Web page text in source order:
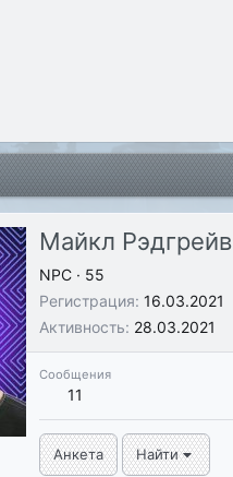
Майкл Рэдгрейв
NPC · 55
Регистрация 16.03.2021
Активность 28.03.2021
Сообщения
11
Анкета Найти